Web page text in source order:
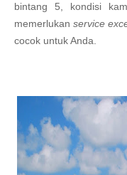
bintang 5, kondisi
memerlukan service
cocok untuk Anda.